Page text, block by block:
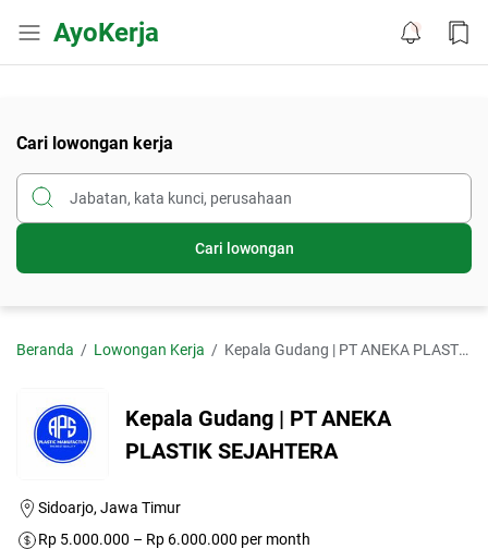
AyoKerja
Cari lowongan kerja
Cari lowongan
Beranda Lowongan Kerja Kepala Gudang | PT ANEKA PLASTIK SEJAHTERA
Kepala Gudang | PT ANEKA
PLASTIK SEJAHTERA
Sidoarjo, Jawa Timur
Rp 5.000.000 – Rp 6.000.000 per month